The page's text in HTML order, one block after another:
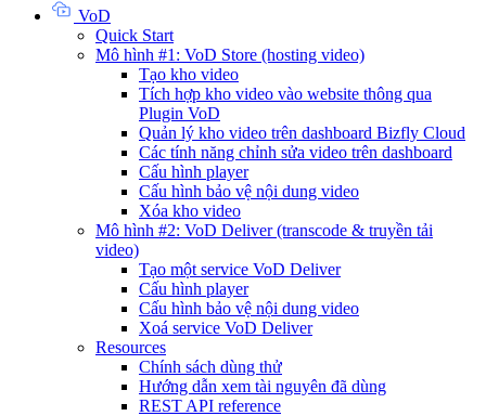
VoD
Quick Start
Mô hình #1: VoD Store (hosting video)
Tạo kho video
Tích hợp kho video vào website thông qua
Plugin VoD
Quản lý kho video trên dashboard Bizfly Cloud
Các tính năng chỉnh sửa video trên dashboard
Cấu hình player
Cấu hình bảo vệ nội dung video
Xóa kho video
Mô hình #2: VoD Deliver (transcode & truyền tải
video)
Tạo một service VoD Deliver
Cấu hình player
Cấu hình bảo vệ nội dung video
Xoá service VoD Deliver
Resources
Chính sách dùng thử
Hướng dẫn xem tài nguyên đã dùng
REST API reference